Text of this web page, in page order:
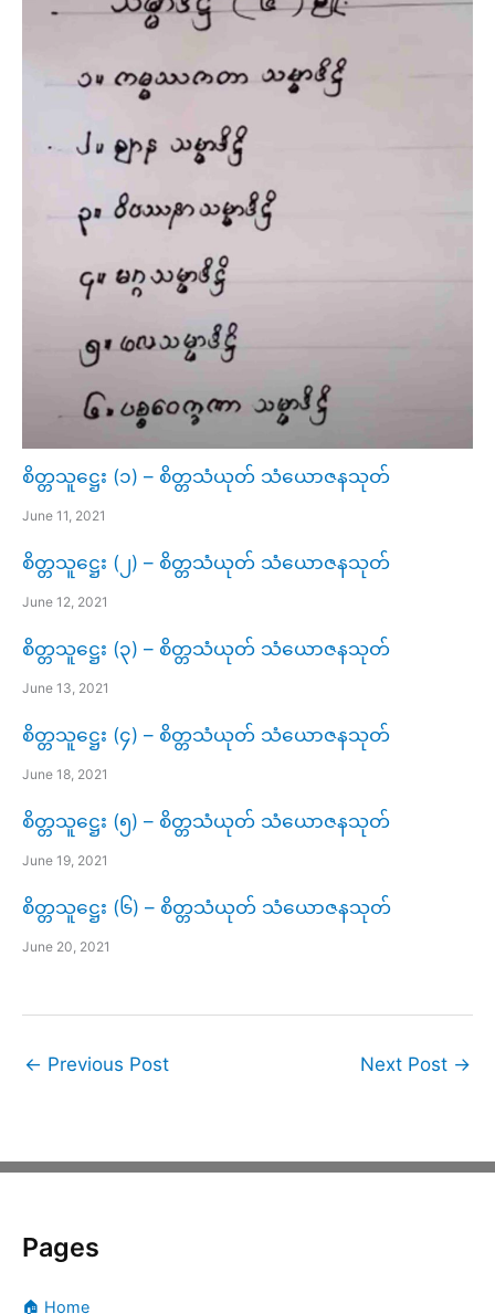
စိတ္တသူဋ္ဌေး (၁) – စိတ္တသံယုတ် သံယောဇနသုတ်
June 11, 2021
စိတ္တသူဋ္ဌေး (၂) – စိတ္တသံယုတ် သံယောဇနသုတ်
June 12, 2021
စိတ္တသူဋ္ဌေး (၃) – စိတ္တသံယုတ် သံယောဇနသုတ်
June 13, 2021
စိတ္တသူဋ္ဌေး (၄) – စိတ္တသံယုတ် သံယောဇနသုတ်
June 18, 2021
စိတ္တသူဋ္ဌေး (၅) – စိတ္တသံယုတ် သံယောဇနသုတ်
June 19, 2021
စိတ္တသူဋ္ဌေး (၆) – စိတ္တသံယုတ် သံယောဇနသုတ်
June 20, 2021
← Previous Post Next Post →
Pages
🏠 Home